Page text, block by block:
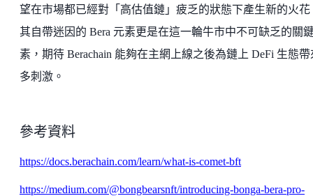
望在市場都已經對「高估值鏈」疲乏的狀態下產生新的火花
其自帶迷因的 Bera 元素更是在這一輪牛市中不可缺乏的關
素，期待 Berachain 能夠在主網上線之後為鏈上 DeFi 生態帶
多刺激。
參考資料
https://docs.berachain.com/learn/what-is-comet-bft
https://medium.com/@bongbearsnft/introducing-bonga-bera-pro-